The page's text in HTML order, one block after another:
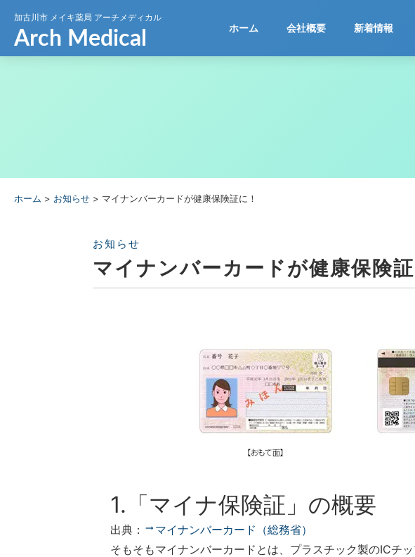
加古川市 メイキ薬局 アーチメディカル
ホーム 会社概要 新着情報
ホーム > お知らせ > マイナンバーカードが健康保険証に！
お知らせ
マイナンバーカードが健康保険証
1.「マイナ保険証」の概要
出典：
マイナンバーカード（総務省）
そもそもマイナンバーカードとは、プラスチック製のICチ